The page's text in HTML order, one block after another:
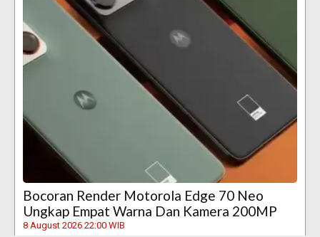
Bocoran Render Motorola Edge 70 Neo
Ungkap Empat Warna Dan Kamera 200MP
8 August 2026 22:00 WIB